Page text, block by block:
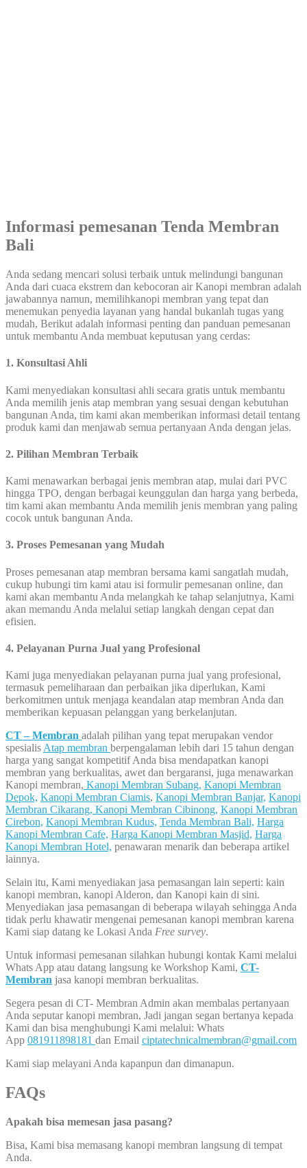
Informasi pemesanan Tenda Membran
Bali
Anda sedang mencari solusi terbaik untuk melindungi bangunan
Anda dari cuaca ekstrem dan kebocoran air Kanopi membran adalah
jawabannya namun, memilihkanopi membran yang tepat dan
menemukan penyedia layanan yang handal bukanlah tugas yang
mudah, Berikut adalah informasi penting dan panduan pemesanan
untuk membantu Anda membuat keputusan yang cerdas:
1. Konsultasi Ahli
Kami menyediakan konsultasi ahli secara gratis untuk membantu
Anda memilih jenis atap membran yang sesuai dengan kebutuhan
bangunan Anda, tim kami akan memberikan informasi detail tentang
produk kami dan menjawab semua pertanyaan Anda dengan jelas.
2. Pilihan Membran Terbaik
Kami menawarkan berbagai jenis membran atap, mulai dari PVC
hingga TPO, dengan berbagai keunggulan dan harga yang berbeda,
tim kami akan membantu Anda memilih jenis membran yang paling
cocok untuk bangunan Anda.
3. Proses Pemesanan yang Mudah
Proses pemesanan atap membran bersama kami sangatlah mudah,
cukup hubungi tim kami atau isi formulir pemesanan online, dan
kami akan membantu Anda melangkah ke tahap selanjutnya, Kami
akan memandu Anda melalui setiap langkah dengan cepat dan
efisien.
4. Pelayanan Purna Jual yang Profesional
Kami juga menyediakan pelayanan purna jual yang profesional,
termasuk pemeliharaan dan perbaikan jika diperlukan, Kami
berkomitmen untuk menjaga keandalan atap membran Anda dan
memberikan kepuasan pelanggan yang berkelanjutan.
CT – Membran adalah pilihan yang tepat merupakan vendor
spesialis Atap membran berpengalaman lebih dari 15 tahun dengan
harga yang sangat kompetitif Anda bisa mendapatkan kanopi
membran yang berkualitas, awet dan bergaransi, juga menawarkan
Kanopi membran, Kanopi Membran Subang, Kanopi Membran
Depok, Kanopi Membran Ciamis, Kanopi Membran Banjar, Kanopi
Membran Cikarang, Kanopi Membran Cibinong, Kanopi Membran
Cirebon, Kanopi Membran Kudus, Tenda Membran Bali, Harga
Kanopi Membran Cafe, Harga Kanopi Membran Masjid, Harga
Kanopi Membran Hotel, penawaran menarik dan beberapa artikel
lainnya.
Selain itu, Kami menyediakan jasa pemasangan lain seperti: kain
kanopi membran, kanopi Alderon, dan Kanopi kain di sini.
Menyediakan jasa pemasangan di beberapa wilayah sehingga Anda
tidak perlu khawatir mengenai pemesanan kanopi membran karena
Kami siap datang ke Lokasi Anda Free survey.
Untuk informasi pemesanan silahkan hubungi kontak Kami melalui
Whats App atau datang langsung ke Workshop Kami, CT-
Membran jasa kanopi membran berkualitas.
Segera pesan di CT- Membran Admin akan membalas pertanyaan
Anda seputar kanopi membran, Jadi jangan segan bertanya kepada
Kami dan bisa menghubungi Kami melalui: Whats
App 081911898181 dan Email ciptatechnicalmembran@gmail.com
Kami siap melayani Anda kapanpun dan dimanapun.
FAQs
Apakah bisa memesan jasa pasang?
Bisa, Kami bisa memasang kanopi membran langsung di tempat
Anda.